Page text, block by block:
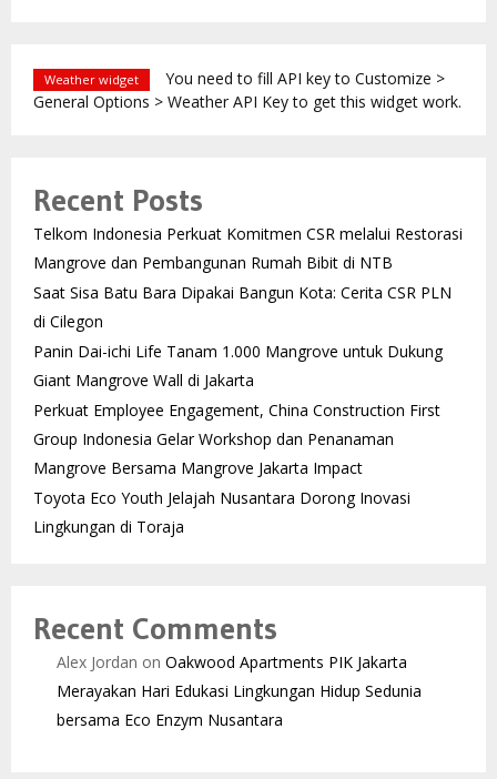
Weather widget
You need to fill API key to Customize >
General Options > Weather API Key to get this widget work.
Recent Posts
Telkom Indonesia Perkuat Komitmen CSR melalui Restorasi
Mangrove dan Pembangunan Rumah Bibit di NTB
Saat Sisa Batu Bara Dipakai Bangun Kota: Cerita CSR PLN
di Cilegon
Panin Dai-ichi Life Tanam 1.000 Mangrove untuk Dukung
Giant Mangrove Wall di Jakarta
Perkuat Employee Engagement, China Construction First
Group Indonesia Gelar Workshop dan Penanaman
Mangrove Bersama Mangrove Jakarta Impact
Toyota Eco Youth Jelajah Nusantara Dorong Inovasi
Lingkungan di Toraja
Recent Comments
Alex Jordan on Oakwood Apartments PIK Jakarta
Merayakan Hari Edukasi Lingkungan Hidup Sedunia
bersama Eco Enzym Nusantara